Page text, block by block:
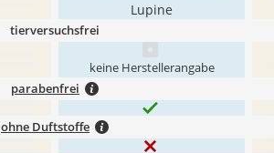
Lupine
tierversuchsfrei
keine Herstellerangabe
parabenfrei
ohne Duftstoffe